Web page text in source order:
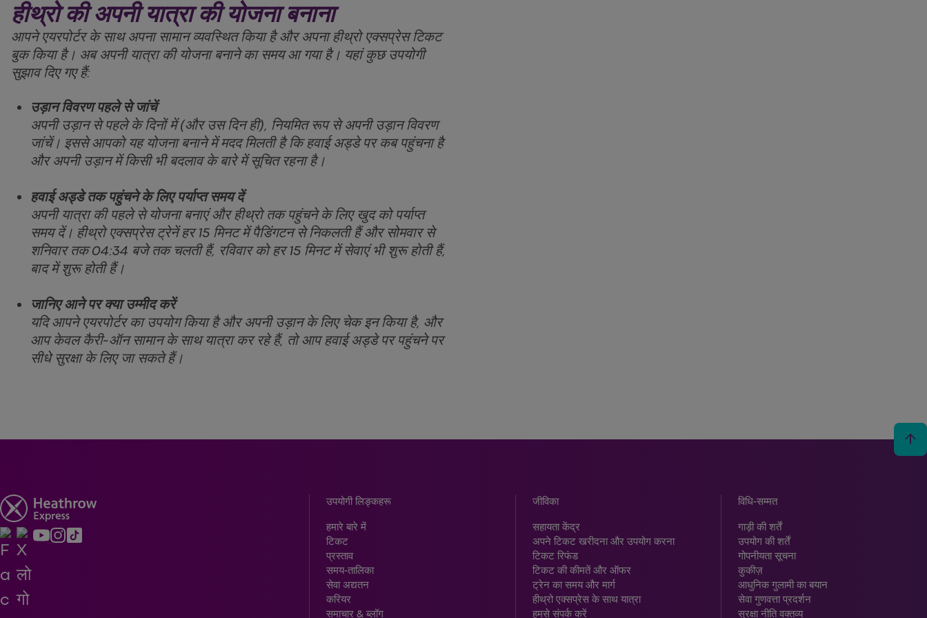
हीथ्रो की अपनी यात्रा की योजना बनाना
आपने एयरपोर्टर के साथ अपना सामान व्यवस्थित किया है और अपना हीथ्रो एक्सप्रेस टिकट
बुक किया है। अब अपनी यात्रा की योजना बनाने का समय आ गया है। यहां कुछ उपयोगी
सुझाव दिए गए हैं:
उड़ान विवरण पहले से जांचें
अपनी उड़ान से पहले के दिनों में (और उस दिन ही), नियमित रूप से अपनी उड़ान विवरण
जांचें। इससे आपको यह योजना बनाने में मदद मिलती है कि हवाई अड्डे पर कब पहुंचना है
और अपनी उड़ान में किसी भी बदलाव के बारे में सूचित रहना है।
हवाई अड्डे तक पहुंचने के लिए पर्याप्त समय दें
अपनी यात्रा की पहले से योजना बनाएं और हीथ्रो तक पहुंचने के लिए खुद को पर्याप्त
समय दें। हीथ्रो एक्सप्रेस ट्रेनें हर 15 मिनट में पैडिंगटन से निकलती हैं और सोमवार से
शनिवार तक 04:34 बजे तक चलती हैं, रविवार को हर 15 मिनट में सेवाएं भी शुरू होती हैं,
बाद में शुरू होती हैं।
जानिए आने पर क्या उम्मीद करें
यदि आपने एयरपोर्टर का उपयोग किया है और अपनी उड़ान के लिए चेक इन किया है, और
आप केवल कैरी-ऑन सामान के साथ यात्रा कर रहे हैं, तो आप हवाई अड्डे पर पहुंचने पर
सीधे सुरक्षा के लिए जा सकते हैं।
arrow_upward
उपयोगी लिङ्कहरू
हमारे बारे में
टिकट
प्रस्ताव
समय-तालिका
सेवा अद्यतन
करियर
समाचार & ब्लॉग
जीविका
सहायता केंद्र
अपने टिकट खरीदना और उपयोग करना
टिकट रिफंड
टिकट की कीमतें और ऑफर
ट्रेन का समय और मार्ग
हीथ्रो एक्सप्रेस के साथ यात्रा
हमसे संपर्क करें
विधि-सम्‍मत
गाड़ी की शर्तें
उपयोग की शर्तें
गोपनीयता सूचना
कुकीज़
आधुनिक गुलामी का बयान
सेवा गुणवत्ता प्रदर्शन
सुरक्षा नीति वक्तव्य